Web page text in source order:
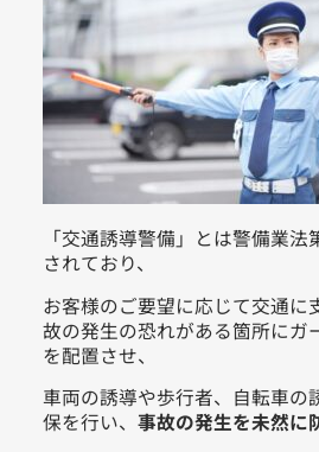
「交通誘導警備」とは警備業
されており、
お客様のご要望に応じて交通に
故の発生の恐れがある箇所にガ
を配置させ、
車両の誘導や歩行者、自転車の
保を行い、 事故の発生を未然に